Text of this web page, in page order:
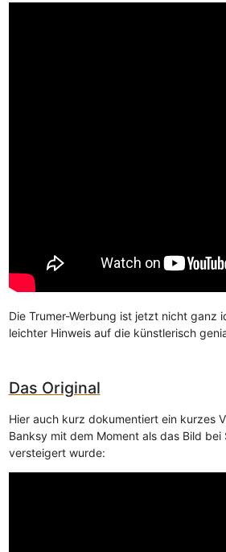
Die Trumer-Werbung ist jetzt nicht ganz
leichter Hinweis auf die künstlerisch
Das Original
Hier auch kurz dokumentiert ein kurzes
Banksy mit dem Moment als das Bild
versteigert wurde: